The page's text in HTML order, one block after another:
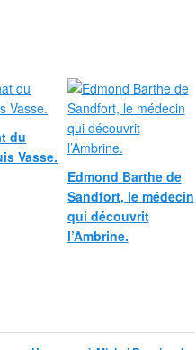
du
Vasse.
Edmond Barthe de
Sandfort, le médecin
qui découvrit
l’Ambrine.